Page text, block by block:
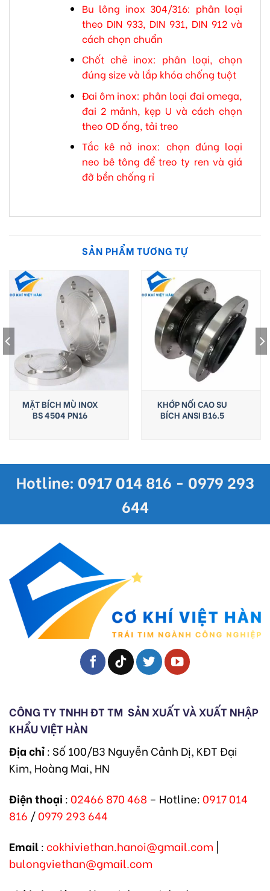
Bu lông inox 304/316: phân loại
theo DIN 933, DIN 931, DIN 912 và
cách chọn chuẩn
Chốt chẻ inox: phân loại, chọn
đúng size và lắp khóa chống tuột
Đai ôm inox: phân loại đai omega,
đai 2 mảnh, kẹp U và cách chọn
theo OD ống, tải treo
Tắc kê nở inox: chọn đúng loại
neo bê tông để treo ty ren và giá
đỡ bền chống rỉ
SẢN PHẨM TƯƠNG TỰ
MẶT BÍCH MÙ INOX
BS 4504 PN16
KHỚP NỐI CAO SU
BÍCH ANSI B16.5
Hotline: 0917 014 816 - 0979 293
644
CÔNG TY TNHH ĐT TM SẢN XUẤT VÀ XUẤT NHẬP
KHẨU VIỆT HÀN
Địa chỉ: Số 100/B3 Nguyễn Cảnh Dị, KĐT Đại
Kim, Hoàng Mai, HN
Điện thoại : 02466 870 468 – Hotline: 0917 014
816 /0979 293 644
Email: cokhiviethan.hanoi@gmail.com |
bulongviethan@gmail.com